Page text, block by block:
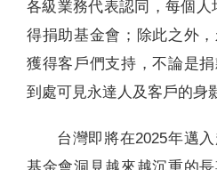
各級業務代表認同，每個
得捐助基金會；除此之外
獲得客戶們支持，不論是
到處可見永達人及客戶的身
台灣即將在2025年邁